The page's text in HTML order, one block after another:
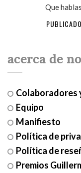
Que
acerca de
Colaboradores
Equipo
Manifiesto
Política de
Política de
Premios